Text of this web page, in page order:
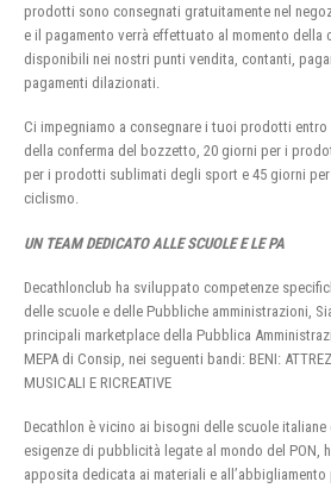
prodotti sono consegnati gratuitamente nel
e il pagamento verrà effettuato al momento della
disponibili nei nostri punti vendita, contanti,
pagamenti dilazionati.
Ci impegniamo a consegnare i tuoi prodotti
della conferma del bozzetto, 20 giorni per i
per i prodotti sublimati degli sport e 45 giorni
ciclismo.
UN TEAM DEDICATO ALLE SCUOLE E LE PA
Decathlonclub ha sviluppato competenze
delle scuole e delle Pubbliche amministrazioni,
principali marketplace della Pubblica
MEPA di Consip, nei seguenti bandi: BENI:
MUSICALI E RICREATIVE
Decathlon è vicino ai bisogni delle scuole
esigenze di pubblicità legate al mondo del PON,
apposita dedicata ai materiali e